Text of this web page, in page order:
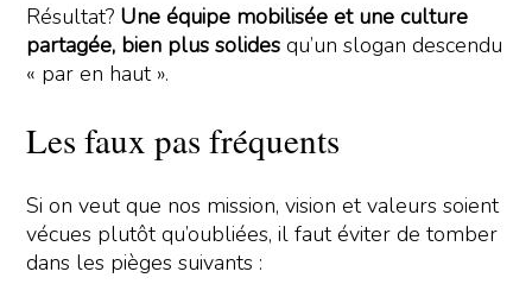
Résultat? Une équipe mobilisée et une culture
partagée, bien plus solidesqu’un slogan descendu
« par en haut ».
Les faux pas fréquents
Si on veut que nos mission, vision et valeurs soient
vécues plutôt qu’oubliées, il faut éviter de tomber
dans les pièges suivants :